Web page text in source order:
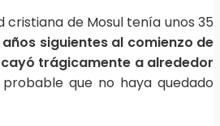
cristiana de Mosul tenía unos 35
años siguientes al comienzo de
trágicamente a alrededor
probable que no haya quedado